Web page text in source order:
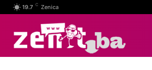
19.7 C Zenica